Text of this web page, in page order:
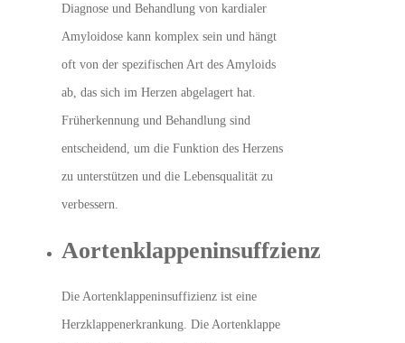
Diagnose und Behandlung von kardialer
Amyloidose kann komplex sein und hängt
oft von der spezifischen Art des Amyloids
ab, das sich im Herzen abgelagert hat.
Früherkennung und Behandlung sind
entscheidend, um die Funktion des Herzens
zu unterstützen und die Lebensqualität zu
verbessern.
Aortenklappeninsuffzienz
Die Aortenklappeninsuffizienz ist eine
Herzklappenerkrankung. Die Aortenklappe